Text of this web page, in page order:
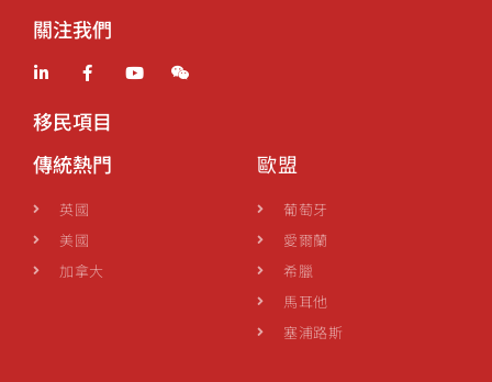
關注我們
移民項目
傳統熱門
英國
美國
加拿大
歐盟
葡萄牙
愛爾蘭
希臘
馬耳他
塞浦路斯